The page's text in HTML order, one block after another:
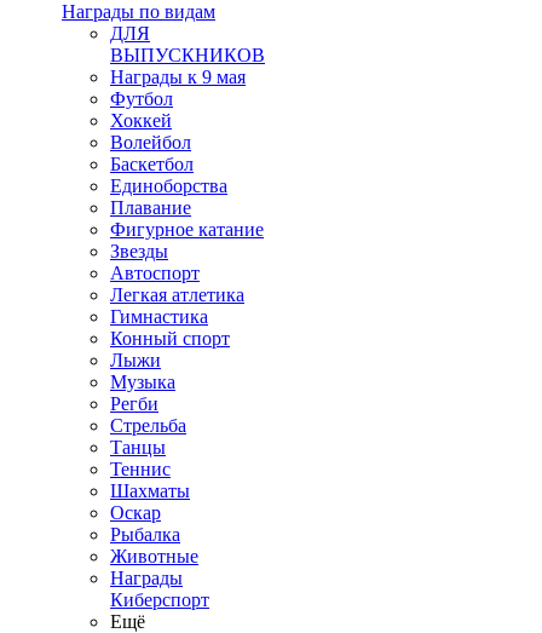
Награды по видам
ДЛЯ
ВЫПУСКНИКОВ
Награды к 9 мая
Футбол
Хоккей
Волейбол
Баскетбол
Единоборства
Плавание
Фигурное катание
Звезды
Автоспорт
Легкая атлетика
Гимнастика
Конный спорт
Лыжи
Музыка
Регби
Стрельба
Танцы
Теннис
Шахматы
Оскар
Рыбалка
Животные
Награды
Киберспорт
Ещё